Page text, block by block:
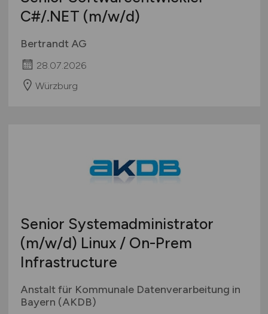
C#/.NET (m/w/d)
Bertrandt AG
28.07.2026
Würzburg
Senior Systemadministrator
(m/w/d) Linux / On-Prem
Infrastructure
Anstalt für Kommunale Datenverarbeitung in
Bayern (AKDB)